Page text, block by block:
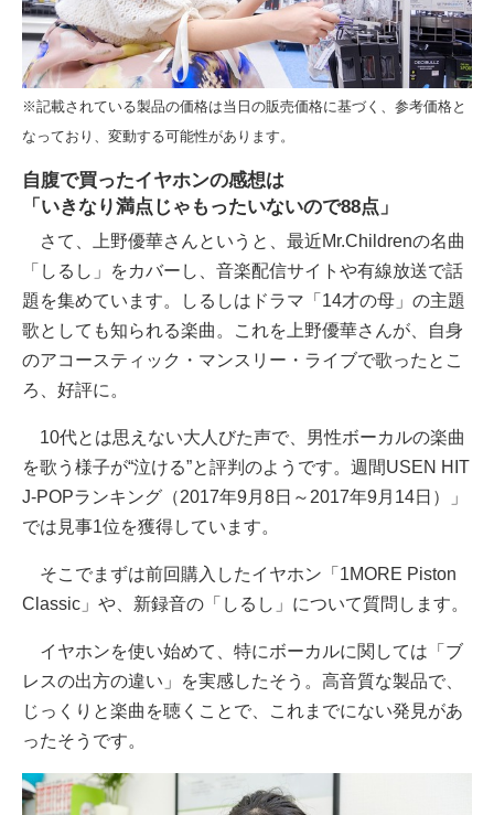
※記載されている製品の価格は当日の販売価格に基づく、参考価格と
なっており、変動する可能性があります。
自腹で買ったイヤホンの感想は
「いきなり満点じゃもったいないので88点」
さて、上野優華さんというと、最近Mr.Childrenの名曲
「しるし」をカバーし、音楽配信サイトや有線放送で話
題を集めています。しるしはドラマ「14才の母」の主題
歌としても知られる楽曲。これを上野優華さんが、自身
のアコースティック・マンスリー・ライブで歌ったとこ
ろ、好評に。
10代とは思えない大人びた声で、男性ボーカルの楽曲
を歌う様子が“泣ける”と評判のようです。週間USEN HIT
J-POPランキング（2017年9月8日～2017年9月14日）」
では見事1位を獲得しています。
そこでまずは前回購入したイヤホン「1MORE Piston
Classic」や、新録音の「しるし」について質問します。
イヤホンを使い始めて、特にボーカルに関しては「ブ
レスの出方の違い」を実感したそう。高音質な製品で、
じっくりと楽曲を聴くことで、これまでにない発見があ
ったそうです。